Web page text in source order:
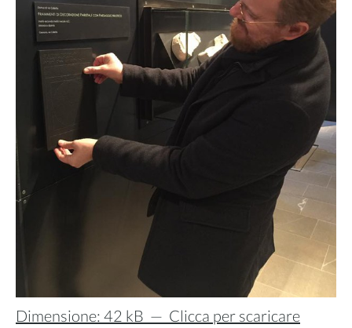
Dimensione: 42 kB — Clicca per scaricare